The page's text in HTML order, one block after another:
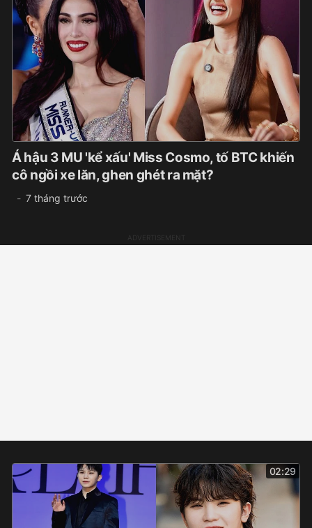
Á hậu 3 MU 'kể xấu' Miss Cosmo, tố BTC khiến
cô ngồi xe lăn, ghen ghét ra mặt?
7 tháng trước
02:29